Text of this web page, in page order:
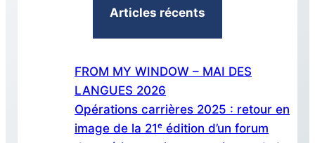
Articles récents
FROM MY WINDOW – MAI DES
LANGUES 2026
Opérations carrières 2025 : retour en
image de la 21ᵉ édition d’un forum